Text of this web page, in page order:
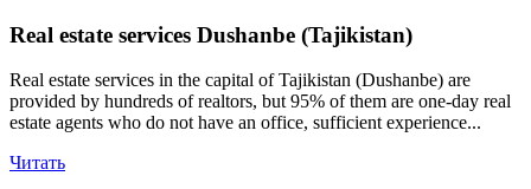
Real estate services Dushanbe (Tajikistan)
Real estate services in the capital of Tajikistan (Dushanbe) are
provided by hundreds of realtors, but 95% of them are one-day real
estate agents who do not have an office, sufficient experience...
Читать